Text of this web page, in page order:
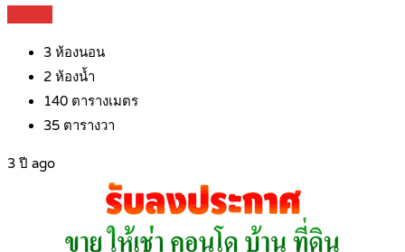
3 ห้องนอน
2 ห้องน้ำ
140 ตารางเมตร
35 ตารางวา
3 ปี ago